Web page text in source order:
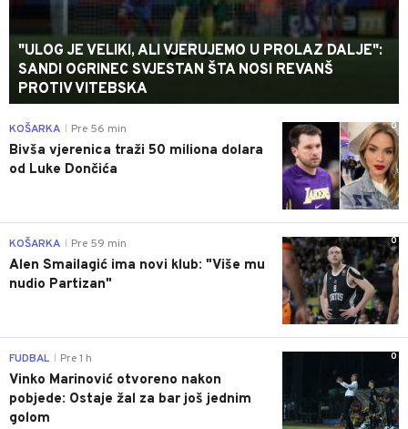
"ULOG JE VELIKI, ALI VJERUJEMO U PROLAZ DALJE":
SANDI OGRINEC SVJESTAN ŠTA NOSI REVANŠ
PROTIV VITEBSKA
0
KOŠARKA Pre 56 min
Bivša vjerenica traži 50 miliona dolara
od Luke Dončića
0
KOŠARKA Pre 59 min
Alen Smailagić ima novi klub: "Više mu
nudio Partizan"
0
FUDBAL Pre 1 h
Vinko Marinović otvoreno nakon
pobjede: Ostaje žal za bar još jednim
golom